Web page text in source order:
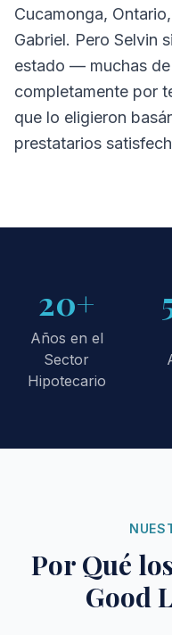
Cucamonga,
Gabriel. Pero Selvin
estado — muchas
completamente por
que lo eligieron
prestatarios
20+
Años en el
Sector
Hipotecario
Por Qué
Good